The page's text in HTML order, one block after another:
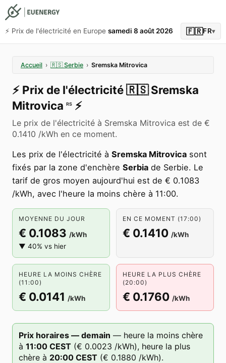
⚡️ Prix de l'électricité en Europe samedi 8 août 2026 🇫🇷FR▾
Accueil › 🇷🇸 Serbie › Sremska Mitrovica
⚡️ Prix de l'électricité🇷🇸 Sremska
Mitrovica RS ⚡️
Le prix de l'électricité à Sremska Mitrovica est de €
0.1410 /kWh en ce moment.
Les prix de l'électricité à Sremska Mitrovica sont
fixés par la zone d'enchère Serbia de Serbie. Le
tarif de gros moyen aujourd'hui est de € 0.1083
/kWh, avec l'heure la moins chère à 11:00.
MOYENNE DU JOUR
€ 0.1083 /kWh
▼ 40% vs hier
EN CE MOMENT (17:00)
€ 0.1410 /kWh
HEURE LA MOINS CHÈRE
(11:00)
€ 0.0141 /kWh
HEURE LA PLUS CHÈRE
(20:00)
€ 0.1760 /kWh
Prix horaires — demain — heure la moins chère
à 11:00 CEST (€ 0.0023 /kWh), heure la plus
chère à 20:00 CEST (€ 0.1880 /kWh).